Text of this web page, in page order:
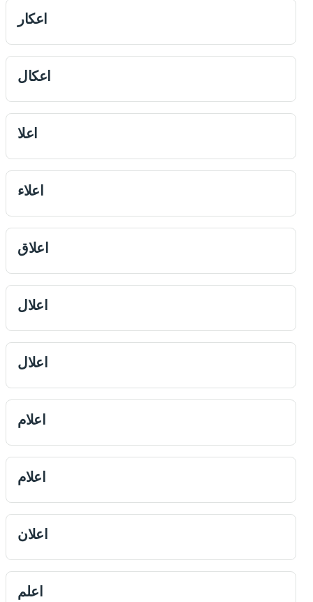
اعكار
اعكال
اعلا
اعلاء
اعلاق
اعلال
اعلال
اعلام
اعلام
اعلان
اعلم